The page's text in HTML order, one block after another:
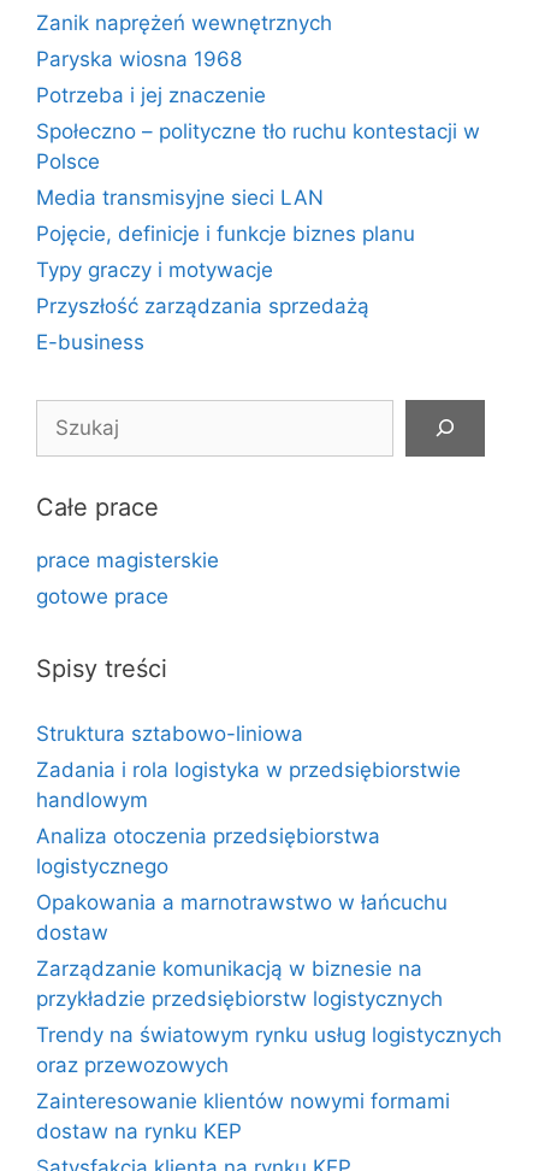
Zanik naprężeń wewnętrznych
Paryska wiosna 1968
Potrzeba i jej znaczenie
Społeczno – polityczne tło ruchu kontestacji w
Polsce
Media transmisyjne sieci LAN
Pojęcie, definicje i funkcje biznes planu
Typy graczy i motywacje
Przyszłość zarządzania sprzedażą
E-business
Całe prace
prace magisterskie
gotowe prace
Spisy treści
Struktura sztabowo-liniowa
Zadania i rola logistyka w przedsiębiorstwie
handlowym
Analiza otoczenia przedsiębiorstwa
logistycznego
Opakowania a marnotrawstwo w łańcuchu
dostaw
Zarządzanie komunikacją w biznesie na
przykładzie przedsiębiorstw logistycznych
Trendy na światowym rynku usług logistycznych
oraz przewozowych
Zainteresowanie klientów nowymi formami
dostaw na rynku KEP